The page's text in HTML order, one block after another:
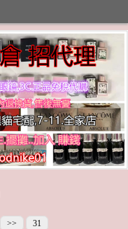
>> 31